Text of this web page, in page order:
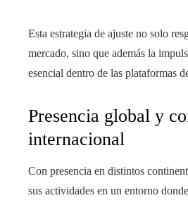
Esta estrategia de ajuste no solo
mercado, sino que además la
esencial dentro de las plataformas
Presencia global y
internacional
Con presencia en distintos
sus actividades en un entorno